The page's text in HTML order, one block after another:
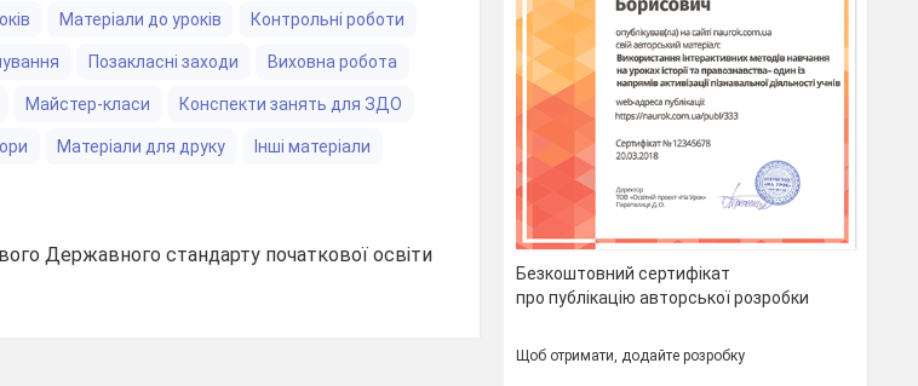
Матеріали до уроків Контрольні роботи
Позакласні заходи Виховна робота
Майстер-класи Конспекти занять для ЗДО
Матеріали для друку Інші матеріали
Державного стандарту початкової освіти
Безкоштовний сертифікат
про публікацію авторської розробки
Щоб отримати, додайте розробку